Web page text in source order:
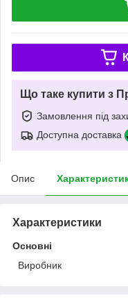
Що таке купити з
Замовлення під
Доступна доставка
Опис
Характеристики
Основні
Виробник